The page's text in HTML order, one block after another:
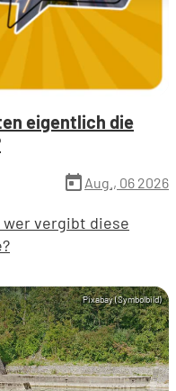
eigentlich die
today Aug., 06 2026
wer vergibt diese
Pixabay (Symbolbild)